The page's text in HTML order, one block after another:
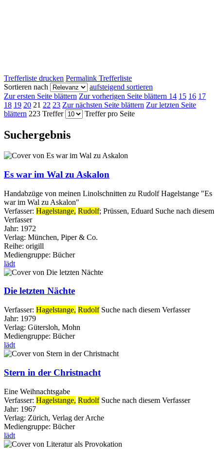
Trefferliste drucken Permalink Trefferliste
Sortieren nach
aufsteigend sortieren
Zur ersten Seite blättern Zur vorherigen Seite blättern 14 15 16 17
18 19 20 21 22 23 Zur nächsten Seite blättern Zur letzten Seite
blättern 223 Treffer Treffer pro Seite
Suchergebnis
Es war im Wal zu Askalon
Handabzüge von meinen Linolschnitten zu Rudolf Hagelstange "Es
war im Wal zu Askalon"
Verfasser: Hagelstange, Rudolf; Prüssen, Eduard Suche nach diesem
Verfasser
Jahr: 1972
Verlag: München, Piper & Co.
Reihe: origill
Mediengruppe: Bücher
lädt
Die letzten Nächte
Verfasser: Hagelstange, Rudolf Suche nach diesem Verfasser
Jahr: 1979
Verlag: Gütersloh, Mohn
Mediengruppe: Bücher
lädt
Stern in der Christnacht
Eine Weihnachtsgabe
Verfasser: Hagelstange, Rudolf Suche nach diesem Verfasser
Jahr: 1967
Verlag: Zürich, Verlag der Arche
Mediengruppe: Bücher
lädt